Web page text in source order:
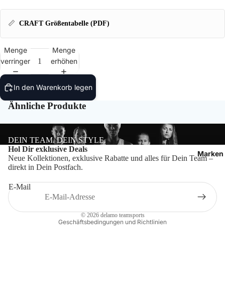
Marken
📏 CRAFT Größentabelle (PDF)
Menge
verringern
Menge
erhöhen
In den Warenkorb legen
Ähnliche Produkte
DEIN TEAM. DEIN STYLE.
Hol Dir exklusive Deals
Neue Kollektionen, exklusive Rabatte und alles für Dein Team –
direkt in Dein Postfach.
E-Mail
© 2026 delamo teamsports
Geschäftsbedingungen und Richtlinien
Datenschutzerklärung
Impressum
Kontaktinformationen